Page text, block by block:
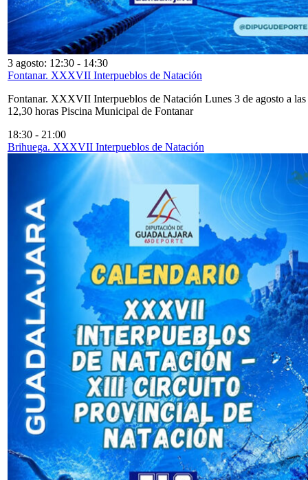
3 agosto: 12:30 - 14:30
Fontanar. XXXVII Interpueblos de Natación
Fontanar. XXXVII Interpueblos de Natación Lunes 3 de agosto a las
12,30 horas Piscina Municipal de Fontanar
18:30 - 21:00
Brihuega. XXXVII Interpueblos de Natación